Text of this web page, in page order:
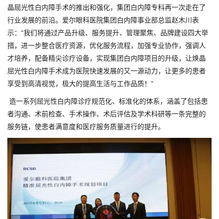
晶屈光性白内障手术的推出和强化，集团白内障专科再一次走在了
行业发展的前沿。爱尔眼科医院集团白内障事业部总监赵木川表
示：“我们将通过产品升级、服务提升、管理聚焦、品牌建设四大举
措，进一步整合医疗资源，优化服务流程，加强专业协作，强调人
才培养，配备精尖诊疗设备，实现集团白内障项目的升级，让焕晶
屈光性白内障手术成为医院快速发展的又一源动力，让更多的患者
享受到高清视觉，极大的提高生活与工作品质！”
造一系列屈光性白内障诊疗规范化、标准化的体系，涵盖了包括患
者沟通、术前检查、手术操作、术后评估及学术科研等一条完整的
服务链，使患者满意度和医疗服务质量进行的提升。